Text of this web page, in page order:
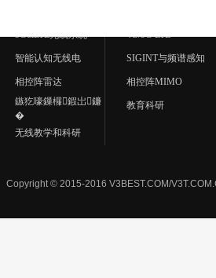
5G&LTE无线系统
智能认知无线电
相控阵雷达
鏃犵嚎鏁欏鍜岀鐮
�
无线教学和科研
4G/5G LTE
SIGINT与频谱感知
相控阵MIMO
教育科研
Copyright © 2015-2016 V3BEST.COM/